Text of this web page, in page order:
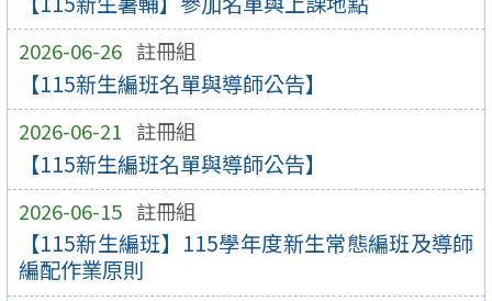
2026-06-26 註冊組
【115新生編班名單與導師公告】
2026-06-21 註冊組
【115新生編班名單與導師公告】
2026-06-15 註冊組
【115新生編班】115學年度新生常態編班及導師
編配作業原則